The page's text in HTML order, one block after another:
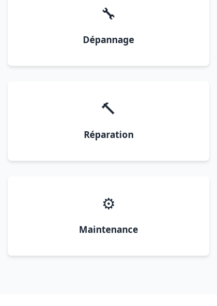
🔧
Dépannage
🔨
Réparation
⚙️
Maintenance